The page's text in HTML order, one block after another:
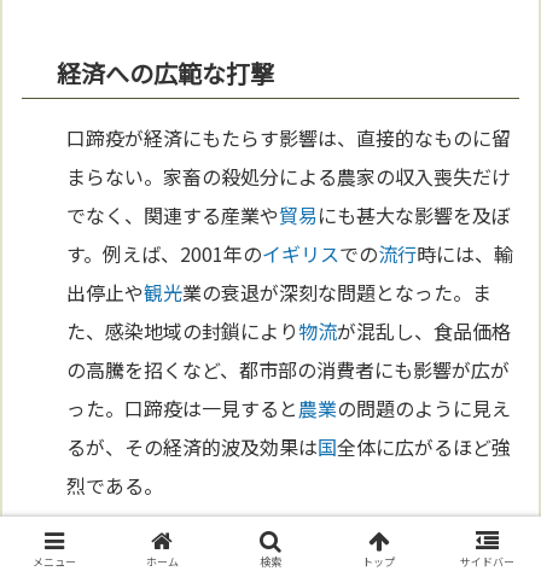
経済への広範な打撃
口蹄疫が経済にもたらす影響は、直接的なものに留
まらない。家畜の殺処分による農家の収入喪失だけ
でなく、関連する産業や貿易にも甚大な影響を及ぼ
す。例えば、2001年のイギリスでの流行時には、輸
出停止や観光業の衰退が深刻な問題となった。ま
た、感染地域の封鎖により物流が混乱し、食品価格
の高騰を招くなど、都市部の消費者にも影響が広が
った。口蹄疫は一見すると農業の問題のように見え
るが、その経済的波及効果は国全体に広がるほど強
烈である。
メニュー ホーム 検索 トップ サイドバー